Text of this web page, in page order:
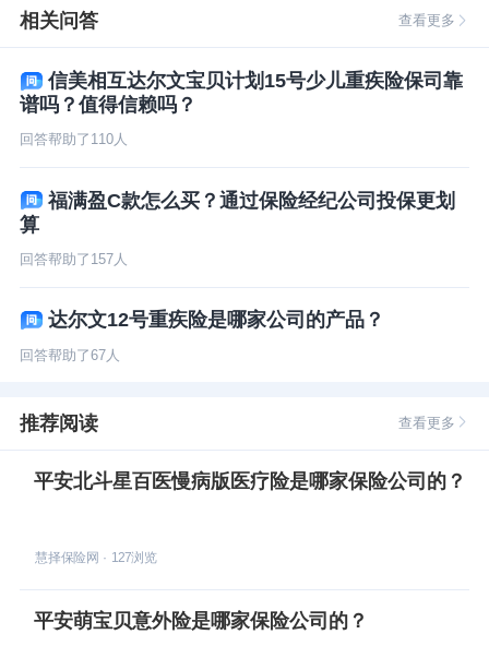
相关问答 查看更多
信美相互达尔文宝贝计划15号少儿重疾险保司靠
谱吗？值得信赖吗？
回答帮助了 110人
福满盈C款怎么买？通过保险经纪公司投保更划
算
回答帮助了 157人
达尔文12号重疾险是哪家公司的产品？
回答帮助了67人
推荐阅读 查看更多
平安北斗星百医慢病版医疗险是哪家保险公司的？
慧择保险网 · 127浏览
平安萌宝贝意外险是哪家保险公司的？